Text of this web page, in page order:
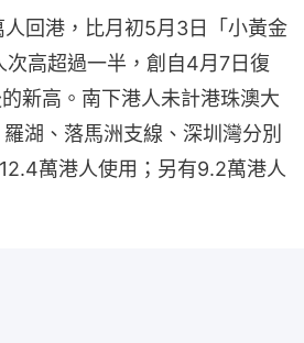
回港，比月初5月3日「小黃金
高超過一半，創自4月7日復
新高。南下港人未計港珠澳大
湖、落馬洲支線、深圳灣分別
萬港人使用；另有9.2萬港人